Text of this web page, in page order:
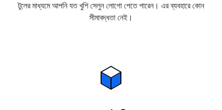
টুলের মাধ্যমে আপনি যত খুশি সেলুন লোগো পেতে পারেন। এর ব্যবহারে কোন
সীমাবদ্ধতা নেই।